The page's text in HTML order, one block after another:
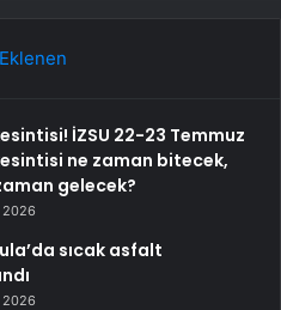
İZSU 22-23 Temmuz
ne zaman bitecek,
gelecek?
2026
sıcak asfalt
2026